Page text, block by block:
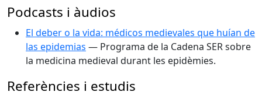
Podcasts i àudios
El deber o la vida: médicos medievales que huían de
las epidemias — Programa de la Cadena SER sobre
la medicina medieval durant les epidèmies.
Referències i estudis